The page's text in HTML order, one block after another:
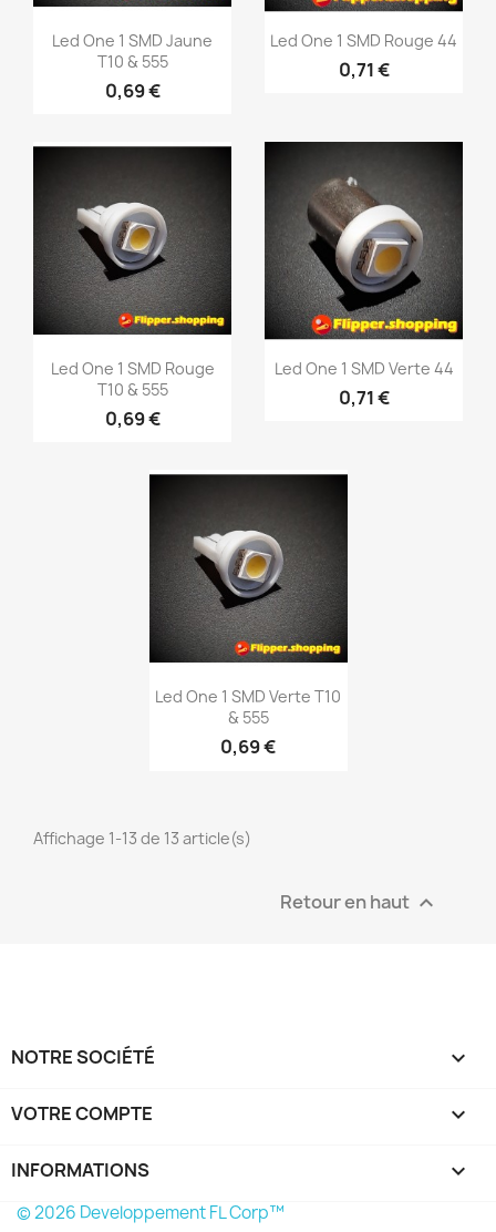
Led One 1 SMD Jaune
T10 & 555
0,69 €
Led One 1 SMD Rouge 44
0,71 €
Led One 1 SMD Rouge
T10 & 555
0,69 €
Led One 1 SMD Verte 44
0,71 €
Led One 1 SMD Verte T10
& 555
0,69 €
Affichage 1-13 de 13 article(s)
Retour en haut 
NOTRE SOCIÉTÉ 
VOTRE COMPTE 
INFORMATIONS keyboard_arrow_down
© 2026 Developpement FL Corp™